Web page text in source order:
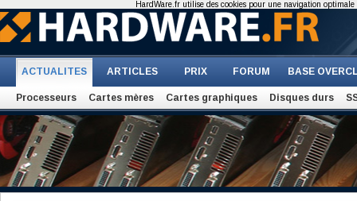
ACTUALITES ARTICLES PRIX FORUM BASE
Processeurs Cartes mères Cartes graphiques Disques durs
HardWare.fr utilise des cookies pour une navigation